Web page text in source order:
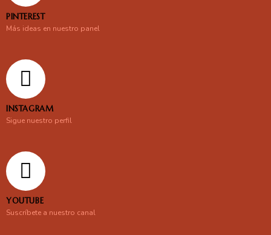
PINTEREST
Más ideas en nuestro panel
INSTAGRAM
Sigue nuestro perfil
YOUTUBE
Suscríbete a nuestro canal